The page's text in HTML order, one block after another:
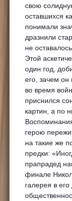
свою
оставшихся
понимали
дразнили
не
Этой
один год,
его, зачем он
во время
приснился
картин, а по
герою
на такие же
предки:
прапрадед
финале
галерея в